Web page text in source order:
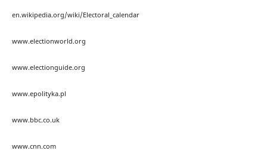
en.wikipedia.org/wiki/Electoral_calendar
www.electionworld.org
www.electionguide.org
www.epolityka.pl
www.bbc.co.uk
www.cnn.com